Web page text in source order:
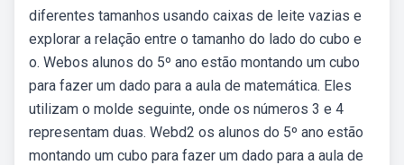
diferentes tamanhos usando caixas de leite vazias e
explorar a relação entre o tamanho do lado do cubo e
o. Webos alunos do 5º ano estão montando um cubo
para fazer um dado para a aula de matemática. Eles
utilizam o molde seguinte, onde os números 3 e 4
representam duas. Webd2 os alunos do 5º ano estão
montando um cubo para fazer um dado para a aula de